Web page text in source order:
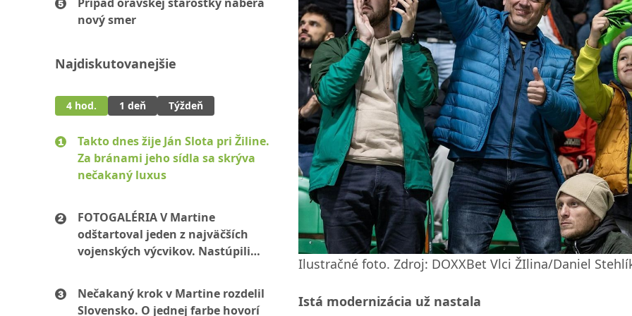
nový smer
Najdiskutovanejšie
4 hod. 1 deň Týždeň
Takto dnes žije Ján Slota pri Žiline.
Za bránami jeho sídla sa skrýva
nečakaný luxus
FOTOGALÉRIA V Martine
odštartoval jeden z najväčších
vojenských výcvikov. Nastúpili
Nečakaný krok v Martine rozdelil
Slovensko. O jednej farbe hovorí
Ilustračné foto. Zdroj: DOXXBet Vlci ŽIlina/Daniel
Istá modernizácia už nastala